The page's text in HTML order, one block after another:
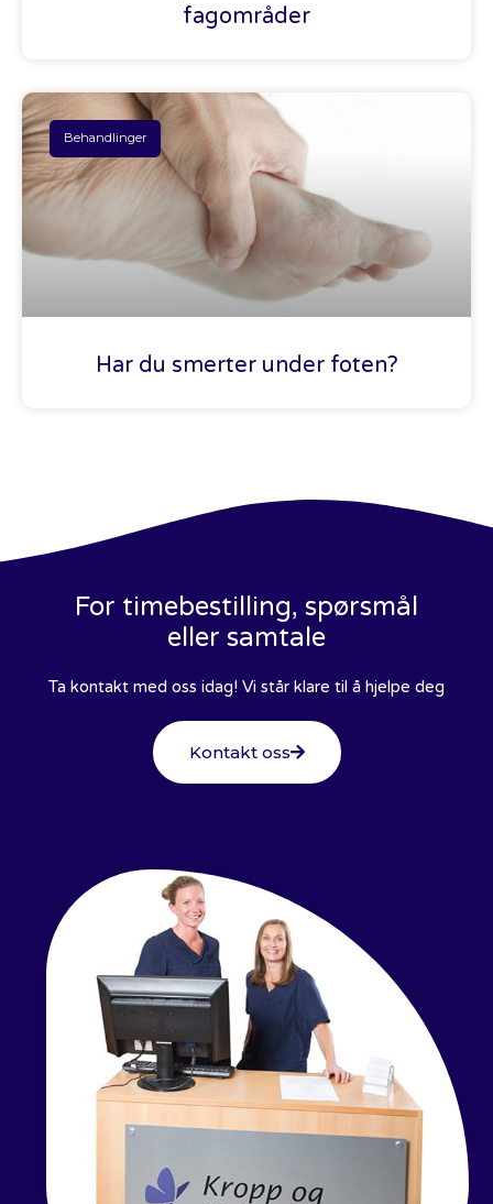
fagområder
Behandlinger
Har du smerter under foten?
For timebestilling, spørsmål
eller samtale
Ta kontakt med oss idag! Vi står klare til å hjelpe deg
Kontakt oss